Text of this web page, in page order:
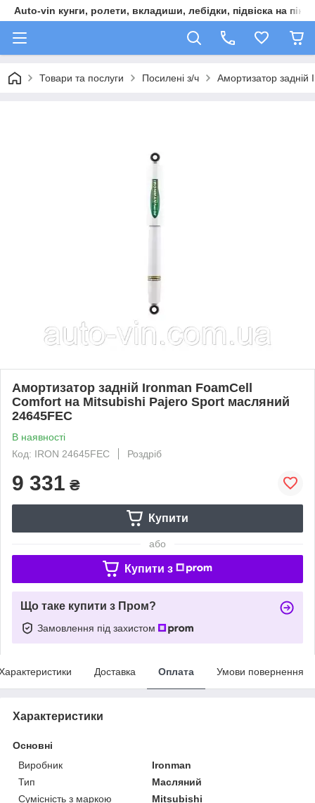
Auto-vin кунги, ролети, вкладиши, лебідки, підвіска на пікап
Товари та послуги Посилені з/ч Амортизатор
Амортизатор задній Ironman FoamCell
Comfort на Mitsubishi Pajero Sport масляний
24645FEC
В наявності
Код: IRON 24645FEC
Роздріб
9 331 ₴
Купити
або
Купити з
Що таке купити з Пром?
Замовлення під захистом
Доставка Оплата Умови повернення
Характеристики
Основні
Виробник
Ironman
Тип
Масляний
Сумісність з маркою
Mitsubishi